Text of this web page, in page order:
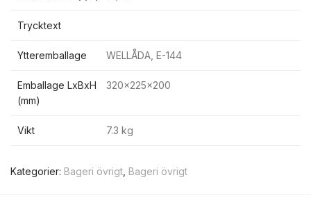
Trycktext
Ytteremballage WELLÅDA, E-144
Emballage LxBxH
(mm)
320x225x200
Vikt 7.3 kg
Kategorier: Bageri övrigt Bageri övrigt